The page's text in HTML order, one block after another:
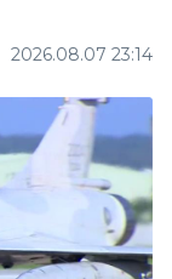
2026.08.07 23:14